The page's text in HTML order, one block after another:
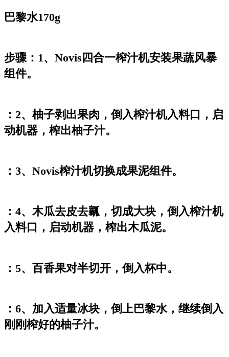
巴黎水170g
步骤：1、Novis四合一榨汁机安装果蔬风暴
组件。
：2、柚子剥出果肉，倒入榨汁机入料口，启
动机器，榨出柚子汁。
：3、Novis榨汁机切换成果泥组件。
：4、木瓜去皮去瓤，切成大块，倒入榨汁机
入料口，启动机器，榨出木瓜泥。
：5、百香果对半切开，倒入杯中。
：6、加入适量冰块，倒上巴黎水，继续倒入
刚刚榨好的柚子汁。